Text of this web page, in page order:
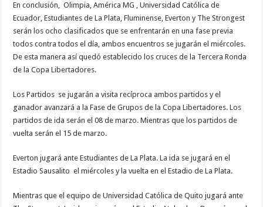
En conclusión, Olimpia, América MG , Universidad Católica de
Ecuador, Estudiantes de La Plata, Fluminense, Everton y The Strongest
serán los ocho clasificados que se enfrentarán en una fase previa
todos contra todos el día, ambos encuentros se jugarán el miércoles.
De esta manera así quedó establecido los cruces de la Tercera Ronda
de la Copa Libertadores.
Los Partidos se jugarán a visita recíproca ambos partidos y el
ganador avanzará a la Fase de Grupos de la Copa Libertadores. Los
partidos de ida serán el 08 de marzo. Mientras que los partidos de
vuelta serán el 15 de marzo.
Everton jugará ante Estudiantes de La Plata. La ida se jugará en el
Estadio Sausalito el miércoles y la vuelta en el Estadio de La Plata.
Mientras que el equipo de Universidad Católica de Quito jugará ante